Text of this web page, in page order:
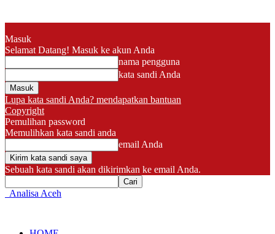
Masuk
Selamat Datang! Masuk ke akun Anda
nama pengguna
kata sandi Anda
Lupa kata sandi Anda? mendapatkan bantuan
Copyright
Pemulihan password
Memulihkan kata sandi anda
email Anda
Sebuah kata sandi akan dikirimkan ke email Anda.
Analisa Aceh